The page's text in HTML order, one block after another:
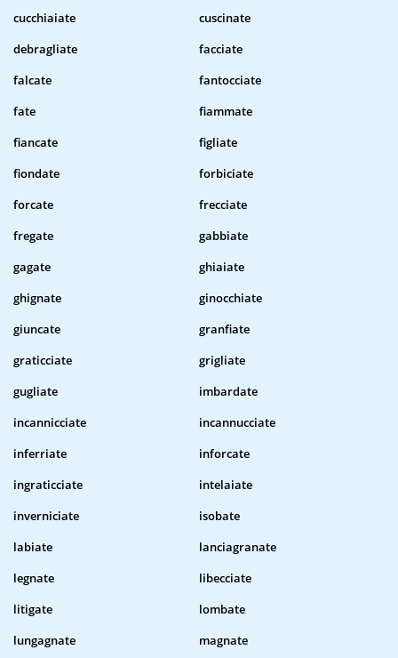
cucchiaiate
cuscinate
debragliate
facciate
falcate
fantocciate
fate
fiammate
fiancate
figliate
fiondate
forbiciate
forcate
frecciate
fregate
gabbiate
gagate
ghiaiate
ghignate
ginocchiate
giuncate
granfiate
graticciate
grigliate
gugliate
imbardate
incannicciate
incannucciate
inferriate
inforcate
ingraticciate
intelaiate
inverniciate
isobate
labiate
lanciagranate
legnate
libecciate
litigate
lombate
lungagnate
magnate